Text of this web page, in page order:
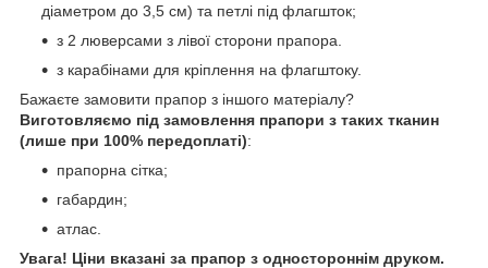
діаметром до 3,5 см) та петлі під флагшток;
з 2 люверсами з лівої сторони прапора.
з карабінами для кріплення на флагштоку.
Бажаєте замовити прапор з іншого матеріалу?
Виготовляємо під замовлення прапори з таких тканин
(лише при 100% передоплаті):
прапорна сітка;
габардин;
атлас.
Увага! Ціни вказані за прапор з одностороннім друком.